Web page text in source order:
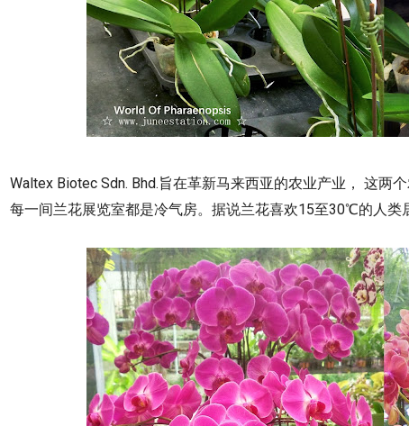
Waltex Biotec Sdn. Bhd.旨在革新马来西亚的农业产业， 这两
每一间兰花展览室都是冷气房。据说兰花喜欢15至30℃的人类